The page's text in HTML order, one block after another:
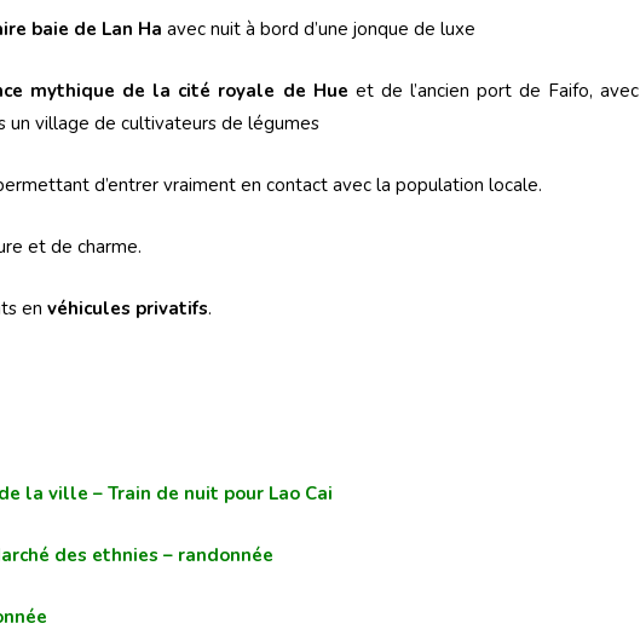
baie de Lan Ha avec nuit à bord d’une jonque de luxe
mythique de la cité royale de Hue et de l’ancien port de Faifo, avec
un village de cultivateurs de légumes
d’entrer vraiment en contact avec la population locale.
et de charme.
en véhicules privatifs.
la ville – Train de nuit pour Lao Cai
des ethnies – randonnée